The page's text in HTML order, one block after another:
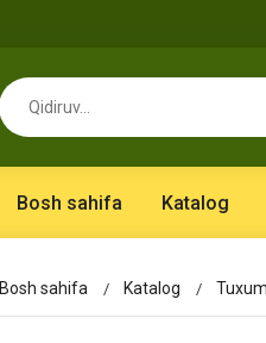
Bosh sahifa Katalog
Bosh sahifa Katalog